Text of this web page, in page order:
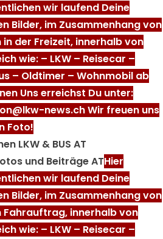
wir laufend Deine
Bilder, im Zusammenhang von
in der Freizeit, innerhalb von
wie: – LKW – Reisecar –
– Oldtimer – Wohnmobil ab
Uns erreichst Du unter:
news.ch Wir freuen uns
Foto!
LKW & BUS AT
und Beiträge ATHier
wir laufend Deine
Bilder, im Zusammenhang von
Fahrauftrag, innerhalb von
wie: – LKW – Reisecar –